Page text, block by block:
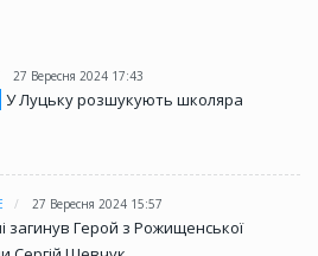
27 Вересня 2024 17:43
У Луцьку розшукують школяра
27 Вересня 2024 15:57
загинув Герой з Рожищенської